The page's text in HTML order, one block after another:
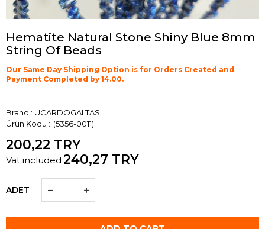
Hematite Natural Stone Shiny Blue 8mm
String Of Beads
Our Same Day Shipping Option is for Orders Created and
Payment Completed by 14.00.
Brand : UCARDOGALTAS
(5356-0011)
200,22 TRY
Vat included 240,27 TRY
ADET